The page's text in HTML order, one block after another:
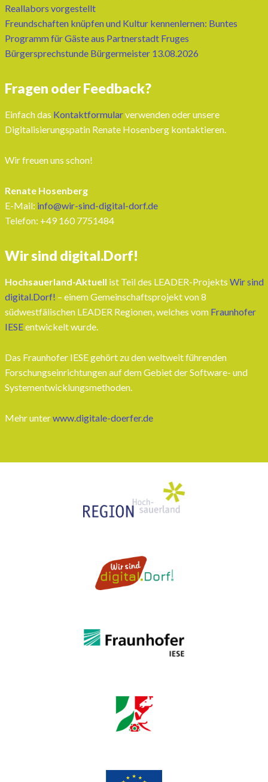
Reallabors vorgestellt
Freundschaften knüpfen und Kultur kennenlernen: Buntes
Programm für Gäste aus Partnerstadt Fruges
Bürgersprechstunde Bürgermeister 13.08.2026
Fragen oder Feedback?
Einfach das Kontaktformularverwenden oder unsere
Digitalisierungspatin Renate Hosenberg kontaktieren.
Wir freuen uns schon!
Renate Hosenberg
E-Mail: info@wir-sind-digital-dorf.de
Telefon: ‭+49 160 7751484‬
Wir sind digital.Dorf!
Hochsauerland-Aktuell ist Teil des LEADER-Projekts Wir sind
digital.Dorf! – einem Gemeinschaftsprojekt von 8
südwestfälischen LEADER Regionen, welches vom Fraunhofer
IESEentwickelt wurde.
Das Fraunhofer IESE gehört zu den weltweit führenden
Forschungseinrichtungen auf dem Gebiet der Software- und
Systementwicklungsmethoden.
Mehr unterwww.digitale-doerfer.de